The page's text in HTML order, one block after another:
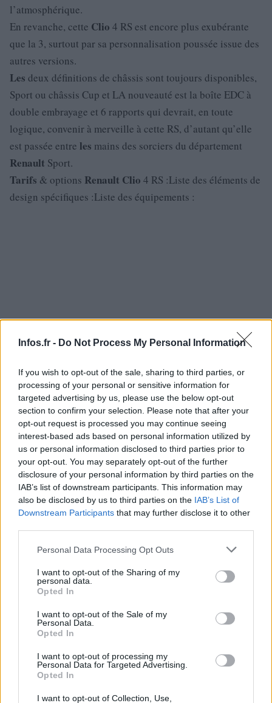
Infos.fr - Do Not Process My Personal Information
If you wish to opt-out of the sale, sharing to third parties, or
processing of your personal or sensitive information for
targeted advertising by us, please use the below opt-out
section to confirm your selection. Please note that after your
opt-out request is processed you may continue seeing
interest-based ads based on personal information utilized by
us or personal information disclosed to third parties prior to
your opt-out. You may separately opt-out of the further
disclosure of your personal information by third parties on the
IAB’s list of downstream participants. This information may
also be disclosed by us to third parties on the IAB’s List of
Downstream Participants that may further disclose it to other
Please note that this website/app uses one or more Google
not limited to your visit or usage behaviour. You may click to
grant or deny consent to Google and its third-party tags to
use your data for below specified purposes in below Google
consent section.
Personal Data Processing Opt Outs
I want to opt-out of the Sharing of my
personal data.
Opted In
I want to opt-out of the Sale of my
Personal Data.
Opted In
I want to opt-out of processing my
Personal Data for Targeted Advertising.
Opted In
I want to opt-out of Collection, Use,
l’atmosphérique.
En revanche, cette Clio 4 RS est encore plus exubérante
que la 3, surtout par sa personnalisation poussée issue des
autres versions.
Les deux définitions de châssis sont toujours disponibles,
Sport ou châssis Cup et LA nouveauté est la boîte EDC à
double embrayage et 6 rapports qui devrait, en toute
logique, convenir à merveille à cette RS, d’autant qu’elle
est passée entre les mains des sorciers du département
Renault Sport.
Tarifs & options Renault Clio 4 RS :Liste des éléments de
design spécifiques :Liste des équipements :
AUTEUR
Infos.fr Unit